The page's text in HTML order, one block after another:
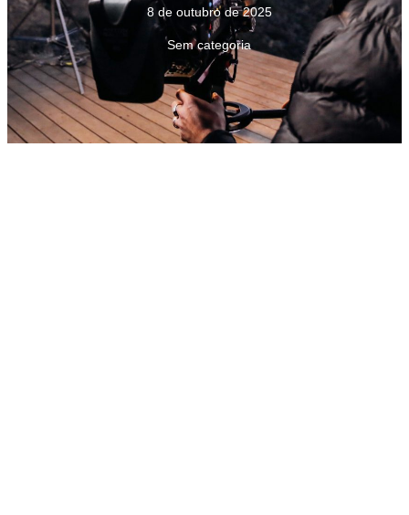
8 de outubro de 2025
Sem categoria